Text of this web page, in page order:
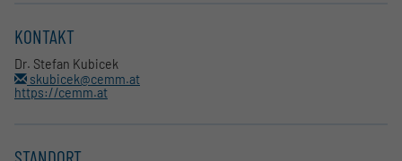
KONTAKT
Dr. Stefan Kubicek
skubicek@cemm.at
https://cemm.at